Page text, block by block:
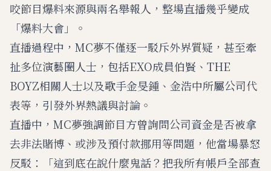
咬節目爆料來源與兩名舉報人，整場直播幾乎變成
「爆料大會」。
直播過程中，MC夢不僅逐一駁斥外界質疑，甚至牽
扯多位演藝圈人士，包括EXO成員伯賢、THE
BOYZ相關人士以及歌手金旻鍾、金浩中所屬公司代
表等，引發外界熱議與討論。
直播中，MC夢強調節目方曾詢問公司資金是否被拿
去非法賭博、或涉及預付款挪用等問題，他當場暴怒
反駁：「這到底在說什麼鬼話？把我所有帳戶全部查